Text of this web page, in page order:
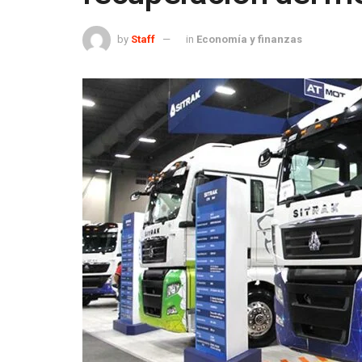
by Staff in Economía y finanzas